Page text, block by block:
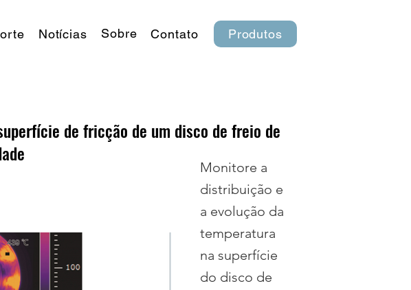
Notícias Sobre Contato Produtos
de fricção de um disco de freio de
Monitore a
distribuição e
a evolução da
temperatura
na superfície
do disco de